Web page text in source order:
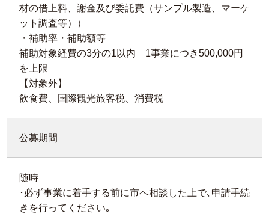
材の借上料、謝金及び委託費（サンプル製造、マーケ
ット調査等））
・補助率・補助額等
補助対象経費の3分の1以内 1事業につき500,000円
を上限
【対象外】
飲食費、国際観光旅客税、消費税
公募期間
随時
･必ず事業に着手する前に市へ相談した上で､申請手続
きを行ってください｡